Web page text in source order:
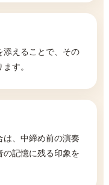
添えることで、その
す。
は、中締め前の演奏
の記憶に残る印象を